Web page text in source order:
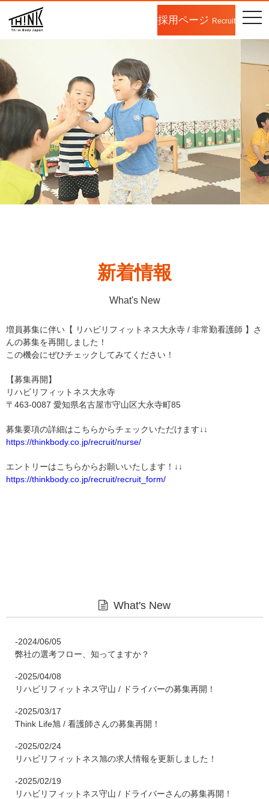
採用ページ Recruit
新着情報
What's New
増員募集に伴い【 リハビリフィットネス大永寺 / 非常勤看護師 】さ
んの募集を再開しました！
この機会にぜひチェックしてみてください！
【募集再開】
リハビリフィットネス大永寺
〒463-0087 愛知県名古屋市守山区大永寺町85
募集要項の詳細はこちらからチェックいただけます↓↓
https://thinkbody.co.jp/recruit/nurse/
エントリーはこちらからお願いいたします！↓↓
https://thinkbody.co.jp/recruit/recruit_form/
What's New
-2024/06/05
弊社の選考フロー、知ってますか？
-2025/04/08
リハビリフィットネス守山 / ドライバーの募集再開！
-2025/03/17
Think Life旭 / 看護師さんの募集再開！
-2025/02/24
リハビリフィットネス旭の求人情報を更新しました！
-2025/02/19
リハビリフィットネス守山 / ドライバーさんの募集再開！